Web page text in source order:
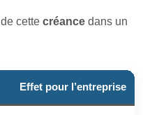
de cette créance dans un
Effet pour l’entreprise